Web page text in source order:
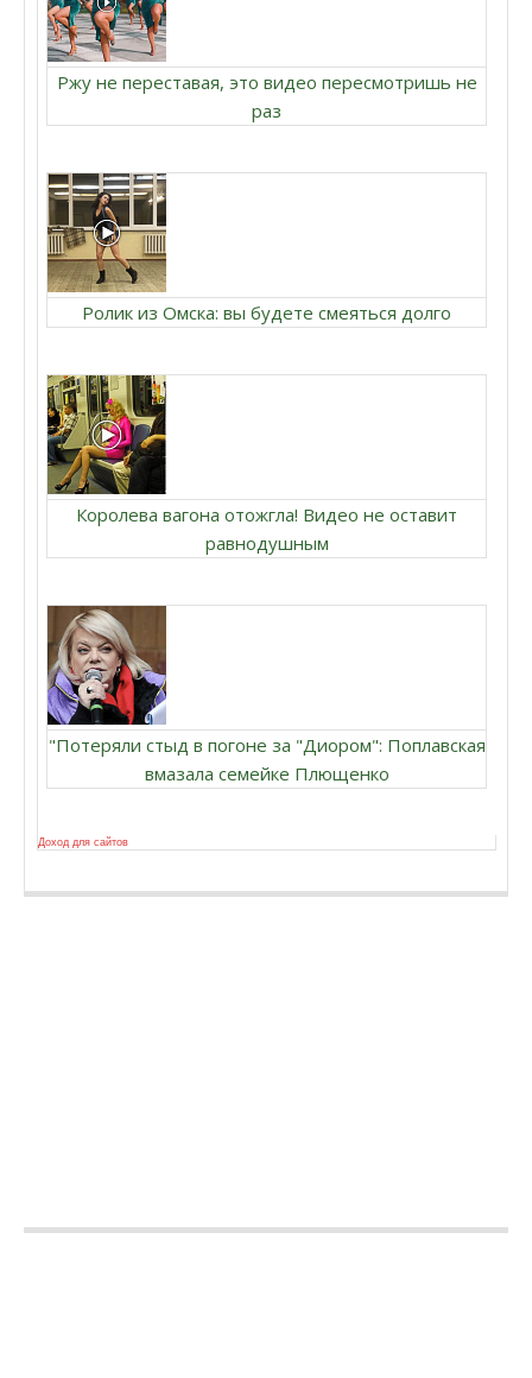
Ржу не переставая, это видео пересмотришь не
раз
Ролик из Омска: вы будете смеяться долго
Королева вагона отожгла! Видео не оставит
равнодушным
"Потеряли стыд в погоне за "Диором": Поплавская
вмазала семейке Плющенко
Доход для сайтов